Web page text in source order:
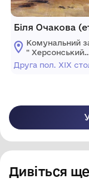
Біля Очакова
Комунальний
" Херсонський
обласний
музей ім.
Друга пол. ХІХ
Дивіться